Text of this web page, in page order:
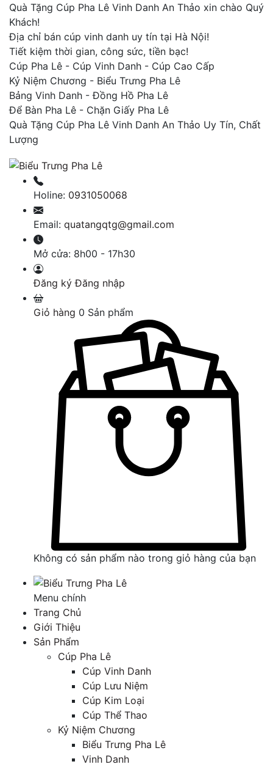
Quà Tặng Cúp Pha Lê Vinh Danh An Thảo xin chào Quý
Khách!
Địa chỉ bán cúp vinh danh uy tín tại Hà Nội!
Tiết kiệm thời gian, công sức, tiền bạc!
Cúp Pha Lê - Cúp Vinh Danh - Cúp Cao Cấp
Kỷ Niệm Chương - Biểu Trưng Pha Lê
Bảng Vinh Danh - Đồng Hồ Pha Lê
Để Bàn Pha Lê - Chặn Giấy Pha Lê
Quà Tặng Cúp Pha Lê Vinh Danh An Thảo Uy Tín, Chất
Lượng
Holine: 0931050068
Email: quatangqtg@gmail.com
Mở cửa: 8h00 - 17h30
Đăng kýĐăng nhập
Giỏ hàng 0 Sản phẩm
Không có sản phẩm nào trong giỏ hàng của bạn
Menu chính
Trang Chủ
Giới Thiệu
Sản Phẩm
Cúp Pha Lê
Cúp Vinh Danh
Cúp Lưu Niệm
Cúp Kim Loại
Cúp Thể Thao
Kỷ Niệm Chương
Biểu Trưng Pha Lê
Vinh Danh